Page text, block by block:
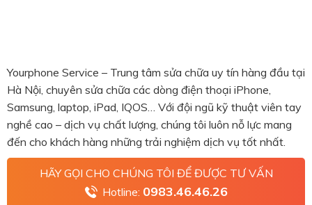
Yourphone Service – Trung tâm sửa chữa uy tín hàng đầu tại
Hà Nội, chuyên sửa chữa các dòng điện thoại iPhone,
Samsung, laptop, iPad, IQOS… Với đội ngũ kỹ thuật viên tay
nghề cao – dịch vụ chất lượng, chúng tôi luôn nỗ lực mang
đến cho khách hàng những trải nghiệm dịch vụ tốt nhất.
HÃY GỌI CHO CHÚNG TÔI ĐỂ ĐƯỢC TƯ VẤN
Hotline: 0983.46.46.26